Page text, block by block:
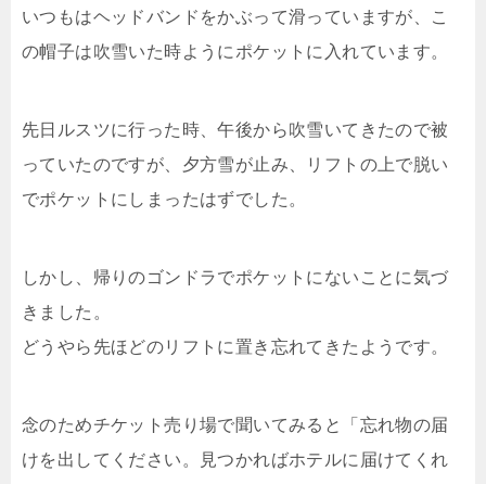
いつもはヘッドバンドをかぶって滑っていますが、こ
の帽子は吹雪いた時ようにポケットに入れています。
先日ルスツに行った時、午後から吹雪いてきたので被
っていたのですが、夕方雪が止み、リフトの上で脱い
でポケットにしまったはずでした。
しかし、帰りのゴンドラでポケットにないことに気づ
きました。
どうやら先ほどのリフトに置き忘れてきたようです。
念のためチケット売り場で聞いてみると「忘れ物の届
けを出してください。見つかればホテルに届けてくれ